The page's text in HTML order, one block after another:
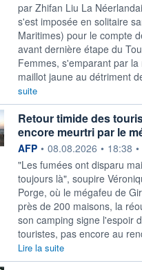
par Zhifan Liu La
s'est imposée en solitaire
Maritimes) pour le compte
avant dernière étape du
Femmes, s'emparant par
maillot jaune au détriment
suite
Retour timide des
encore meurtri par le
information fournie par
AFP • 08.08.2026 • 18:38 •
"Les fumées ont disparu
toujours là", soupire
Porge, où le mégafeu de
près de 200 maisons, la
son camping signe l'espoir
touristes, pas encore au
Lire la suite